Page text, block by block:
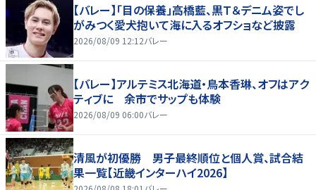
【バレー】「目の保養」高橋藍、黒Ｔ＆デニム姿でし
がみつく愛犬抱いて海に入るオフショなど披露
2026/08/09 12:12バレー
【バレー】アルテミス北海道・鳥本香琳、オフはアク
ティブに 余市でサップも体験
2026/08/09 06:00バレー
清風が初優勝 男子最終順位と個人賞、試合結
果一覧【近畿インターハイ2026】